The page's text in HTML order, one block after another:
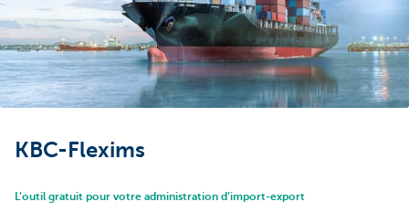
Corporate
KBC-Flexims
L’outil gratuit pour votre administration d’import-export